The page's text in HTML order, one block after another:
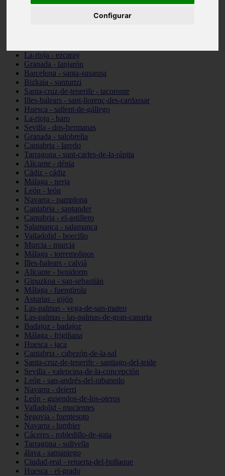
Configurar
Valladolid - fuensaldaña
La-rioja - ezcaray
Granada - lanjarón
Barcelona - santa-susanna
Bizkaia - santurtzi
Santa-cruz-de-tenerife - tacoronte
Illes-balears - sant-llorenç-des-cardassar
Huesca - sallent-de-gállego
La-rioja - haro
Sevilla - dos-hermanas
Granada - salobreña
Cantabria - laredo
Tarragona - sant-carles-de-la-ràpita
Alicante - dénia
Cádiz - cádiz
Málaga - nerja
León - león
Navarra - pamplona
Cantabria - santander
Cantabria - el-astillero
Salamanca - salamanca
Valladolid - boecillo
Murcia - murcia
Málaga - torremolinos
Illes-balears - calvià
Alicante - benidorm
Gipuzkoa - san-sebastián
Málaga - fuengirola
Asturias - gijón
Las-palmas - vega-de-san-mateo
Las-palmas - las-palmas-de-gran-canaria
Badajoz - badajoz
Málaga - frigiliana
Huesca - jaca
Cantabria - cabezón-de-la-sal
Santa-cruz-de-tenerife - santiago-del-teide
Sevilla - valencina-de-la-concepción
León - san-andrés-del-rabanedo
Navarra - deierri
León - gusendos-de-los-oteros
Valladolid - mucientes
Segovia - fuentesoto
Navarra - lumbier
Cáceres - robledillo-de-gata
Tarragona - solivella
álava - samaniego
Ciudad-real - retuerta-del-bullaque
Huesca - el-grado